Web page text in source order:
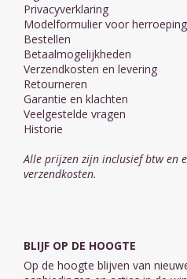
Privacyverklaring
Modelformulier voor herroeping
Bestellen
Betaalmogelijkheden
Verzendkosten en levering
Retourneren
Garantie en klachten
Veelgestelde vragen
Historie
Alle prijzen zijn inclusief btw en
verzendkosten.
BLIJF OP DE HOOGTE
Op de hoogte blijven van